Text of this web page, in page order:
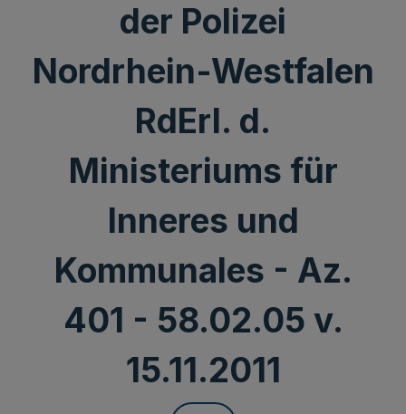
der Polizei
Nordrhein-Westfalen
RdErl. d.
Ministeriums für
Inneres und
Kommunales - Az.
401 - 58.02.05 v.
15.11.2011